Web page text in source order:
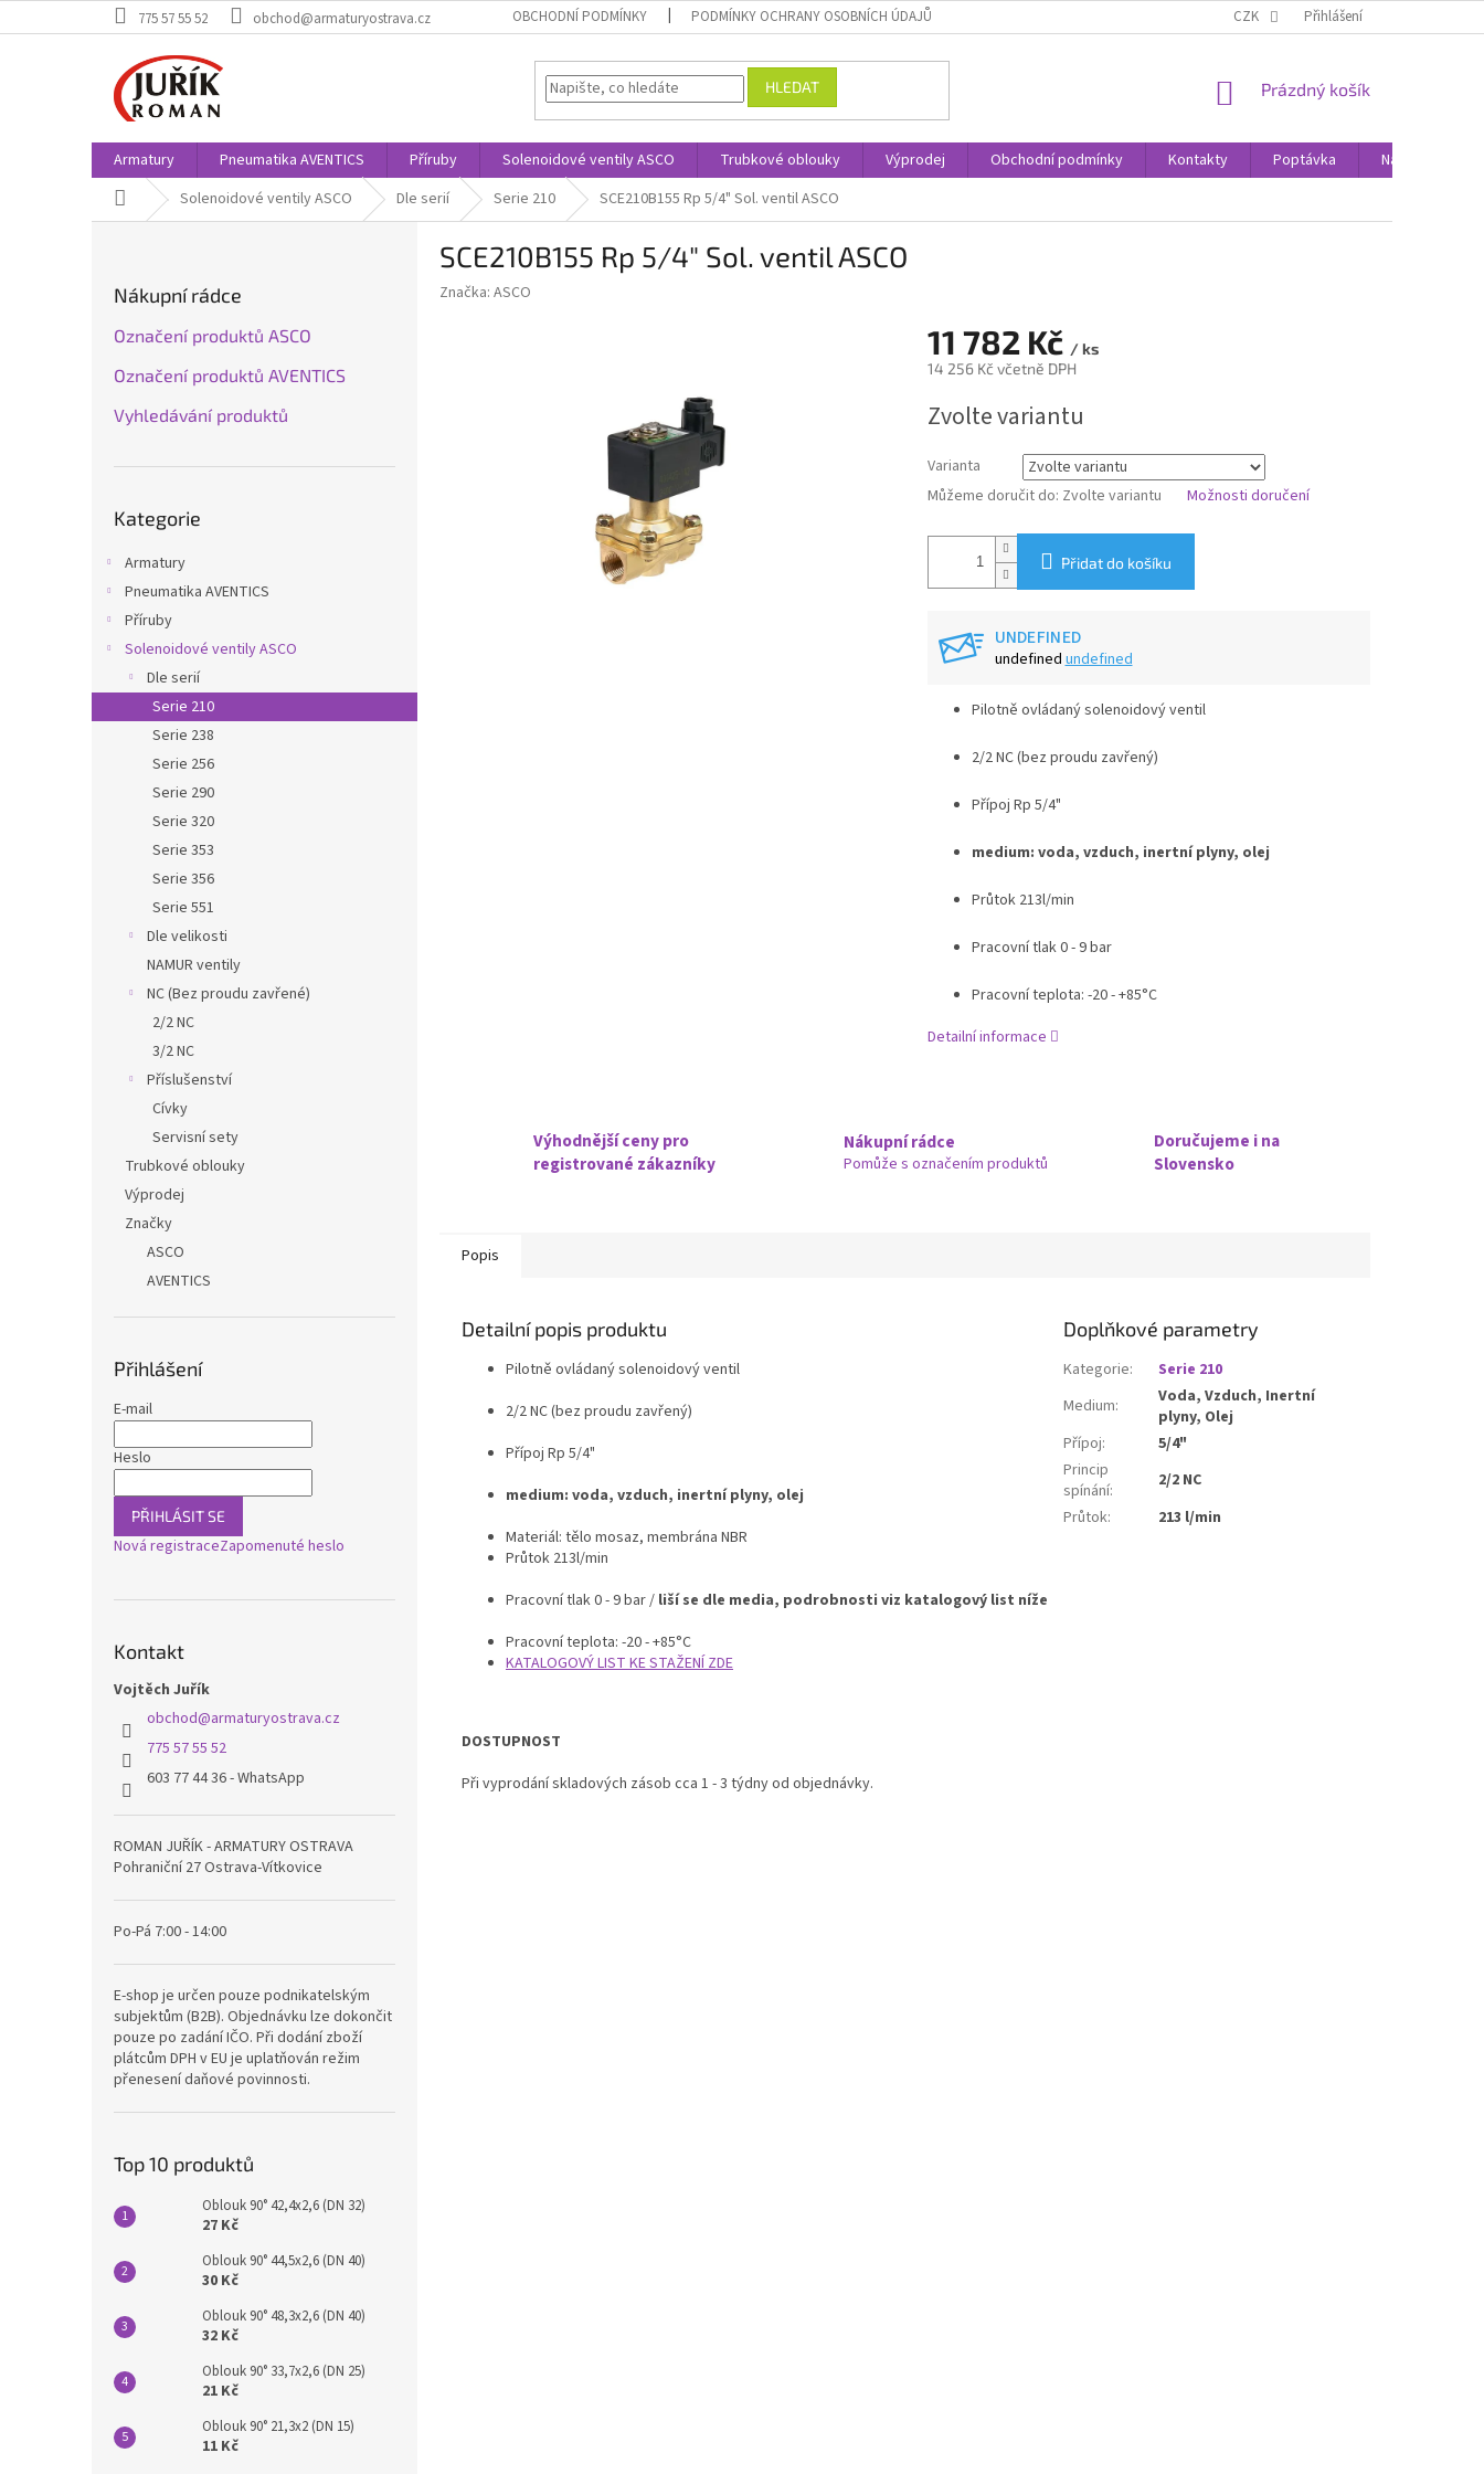
na
775 57 55 52 obchod@armaturyostrava.cz OBCHODNÍ PODMÍNKY PODMÍNKY OCHRANY OSOBNÍCH ÚDAJŮ CZK Přihlášení
HLEDAT
NÁKUPNÍ
Prázdný košík
Armatury Pneumatika AVENTICS Příruby Solenoidové ventily ASCO Trubkové oblouky Výprodej Obchodní podmínky Kontakty Poptávka
Nákupní rádce
Domů Solenoidové ventily ASCO Dle serií Serie 210 SCE210B155 Rp 5/4" Sol. ventil ASCO
Nákupní rádce
Označení produktů ASCO
Označení produktů AVENTICS
Vyhledávání produktů
kategorie
Kategorie
Armatury
Pneumatika AVENTICS
Příruby
Solenoidové ventily ASCO
Dle serií
Serie 210
Serie 238
Serie 256
Serie 290
Serie 320
Serie 353
Serie 356
Serie 551
Dle velikosti
NAMUR ventily
NC (Bez proudu zavřené)
2/2 NC
3/2 NC
Příslušenství
Cívky
Servisní sety
Trubkové oblouky
Výprodej
Značky
ASCO
AVENTICS
Přihlášení
E-mail
Heslo
PŘIHLÁSIT SE
Nová registraceZapomenuté heslo
Kontakt
Vojtěch Juřík
obchod@armaturyostrava.cz
775 57 55 52
603 77 44 36 - WhatsApp
ROMAN JUŘÍK - ARMATURY OSTRAVA
Pohraniční 27 Ostrava-Vítkovice
Po-Pá 7:00 - 14:00
E-shop je určen pouze podnikatelským
subjektům (B2B). Objednávku lze dokončit
pouze po zadání IČO. Při dodání zboží
plátcům DPH v EU je uplatňován režim
přenesení daňové povinnosti.
Top 10 produktů
Oblouk 90° 42,4x2,6 (DN 32)
27 Kč
Oblouk 90° 44,5x2,6 (DN 40)
30 Kč
Oblouk 90° 48,3x2,6 (DN 40)
32 Kč
Oblouk 90° 33,7x2,6 (DN 25)
21 Kč
Oblouk 90° 21,3x2 (DN 15)
11 Kč
SCE210B155 Rp 5/4" Sol. ventil ASCO
Značka: ASCO
11 782 Kč / ks
14 256 Kč včetně DPH
cena:
Zvolte variantu
Varianta
Můžeme doručit do: Zvolte variantu Možnosti doručení
Přidat do košíku
UNDEFINED
undefinedundefined
Pilotně ovládaný solenoidový ventil
2/2 NC (bez proudu zavřený)
Přípoj Rp 5/4"
medium: voda, vzduch, inertní plyny, olej
Průtok 213l/min
Pracovní tlak 0 - 9 bar
Pracovní teplota: -20 - +85°C
Detailní informace
Výhodnější ceny pro
registrované zákazníky
Nákupní rádce
Pomůže s označením produktů
Doručujeme i na
Slovensko
Popis
Detailní popis produktu
Pilotně ovládaný solenoidový ventil
2/2 NC (bez proudu zavřený)
Přípoj Rp 5/4"
medium: voda, vzduch, inertní plyny, olej
Materiál: tělo mosaz, membrána NBR
Průtok 213l/min
Pracovní tlak 0 - 9 bar / liší se dle media, podrobnosti viz katalogový list níže
Pracovní teplota: -20 - +85°C
KATALOGOVÝ LIST KE STAŽENÍ ZDE
DOSTUPNOST
Při vyprodání skladových zásob cca 1 - 3 týdny od objednávky.
Doplňkové parametry
Kategorie:
Serie 210
Medium:
Voda, Vzduch, Inertní
plyny, Olej
Přípoj:
5/4"
Princip
spínání:
2/2 NC
Průtok: 213 l/min